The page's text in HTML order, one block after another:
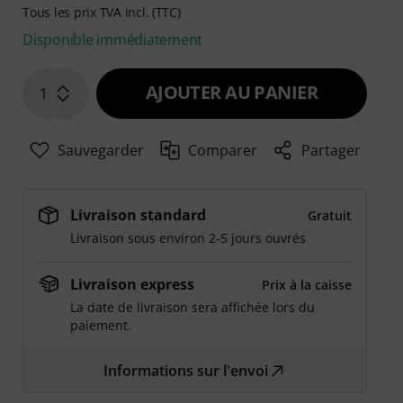
Tous les prix TVA incl. (TTC)
Disponible immédiatement
1 AJOUTER AU PANIER
Sauvegarder Comparer Partager
Livraison standard
Gratuit
Livraison sous environ 2-5 jours ouvrés
Livraison express
Prix à la caisse
La date de livraison sera affichée lors du
paiement.
Informations sur l'envoi